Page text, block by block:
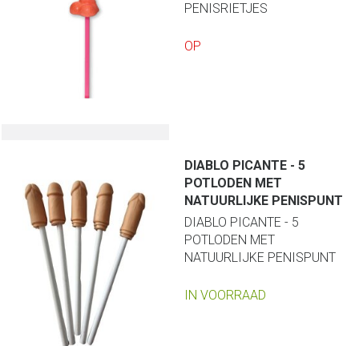
PENISRIETJES
OP
DIABLO PICANTE - 5
POTLODEN MET
NATUURLIJKE PENISPUNT
DIABLO PICANTE - 5
POTLODEN MET
NATUURLIJKE PENISPUNT
IN VOORRAAD